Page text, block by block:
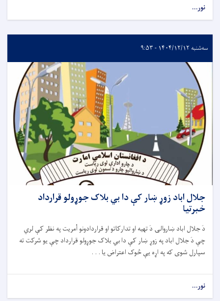
نور...
سه‌شنبه ۱۴۰۴/۱۲/۱۲ - ۹:۵۳
جلال اباد زوړ ښار کې دا بي بلاک جوړولو قرارداد
خبرتیا
دَ جلال اباد ښاروالۍ دَ تهيه او تدارکاتو او قراردادونو أمريت په نظر کې لري
چې دَ جلال اباد په زوړ ښار کې دا بي بلاک جوړولو قرارداد چې يو شرکت ته
سپارل شوى که په اړه يې څوک اعتراض يا . . .
نور...